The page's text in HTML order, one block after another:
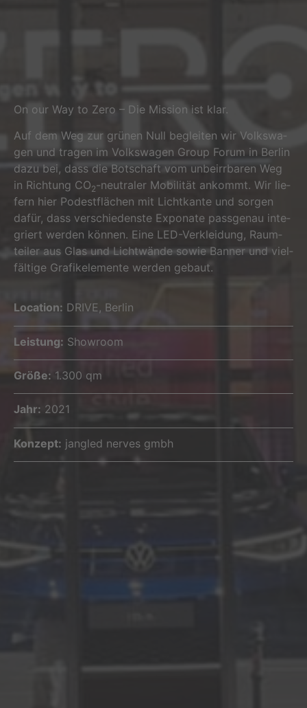
On our Way to Zero – Die Mis­si­on ist klar.
Auf dem Weg zur grü­nen Null beglei­ten wir Volks­wa­
gen und tra­gen im Volks­wa­gen Group Forum in Ber­lin
dazu bei, dass die Bot­schaft vom unbe­irr­ba­ren Weg
in Rich­tung CO2-neu­tra­ler Mobi­li­tät ankommt. Wir lie­
fern hier Podest­flä­chen mit Licht­kan­te und sor­gen
dafür, dass ver­schie­dens­te Expo­na­te pass­ge­nau inte­
griert wer­den kön­nen. Eine LED-Ver­klei­dung, Raum­
tei­ler aus Glas und Licht­wän­de sowie Ban­ner und viel­
fäl­ti­ge Gra­fik­ele­men­te wer­den gebaut.
Loca­ti­on: DRIVE, Berlin
Leis­tung: Showroom
Grö­ße: 1.300 qm
Jahr: 2021
Kon­zept: jan­gled ner­ves gmbh